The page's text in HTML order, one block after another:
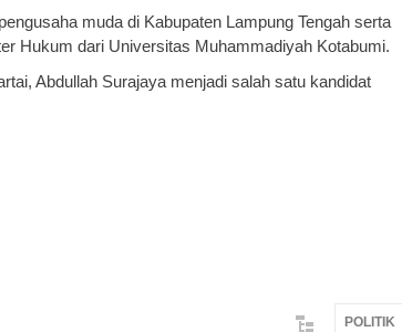
muda di Kabupaten Lampung Tengah serta
Hukum dari Universitas Muhammadiyah Kotabumi.
Abdullah Surajaya menjadi salah satu kandidat
POLITIK